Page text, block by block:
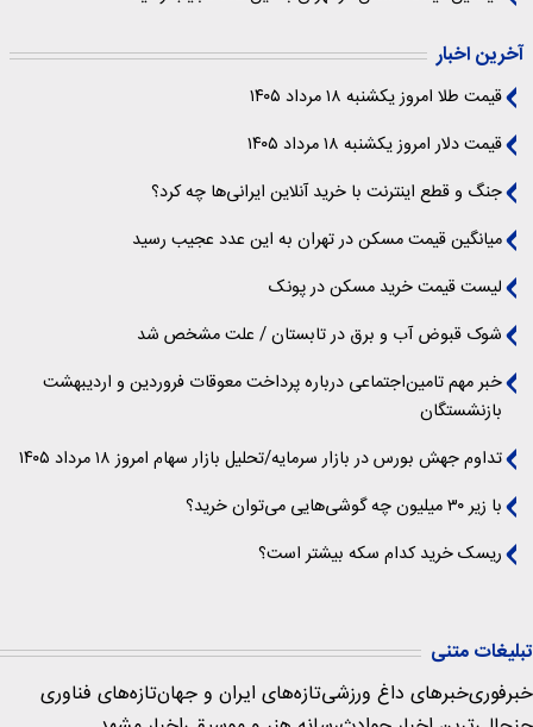
آخرین اخبار
قیمت طلا امروز یکشنبه ۱۸ مرداد ۱۴۰۵
قیمت دلار امروز یکشنبه ۱۸ مرداد ۱۴۰۵
جنگ و قطع اینترنت با خرید آنلاین ایرانی‌ها چه کرد؟
میانگین قیمت مسکن در تهران به این عدد عجیب رسید
لیست قیمت خرید مسکن در پونک
شوک قبوض آب و برق در تابستان / علت مشخص شد
خبر مهم تامین‌اجتماعی درباره پرداخت معوقات فروردین و اردیبهشت
بازنشستگان
تداوم جهش بورس در بازار سرمایه/تحلیل بازار سهام امروز ۱۸ مرداد ۱۴۰۵
با زیر ۳۰ میلیون چه گوشی‌هایی می‌توان خرید؟
ریسک خرید کدام سکه بیشتر است؟
تبلیغات متنی
خبرفوریخبرهای داغ ورزشیتازه‌های ایران و جهانتازه‌های فناوری